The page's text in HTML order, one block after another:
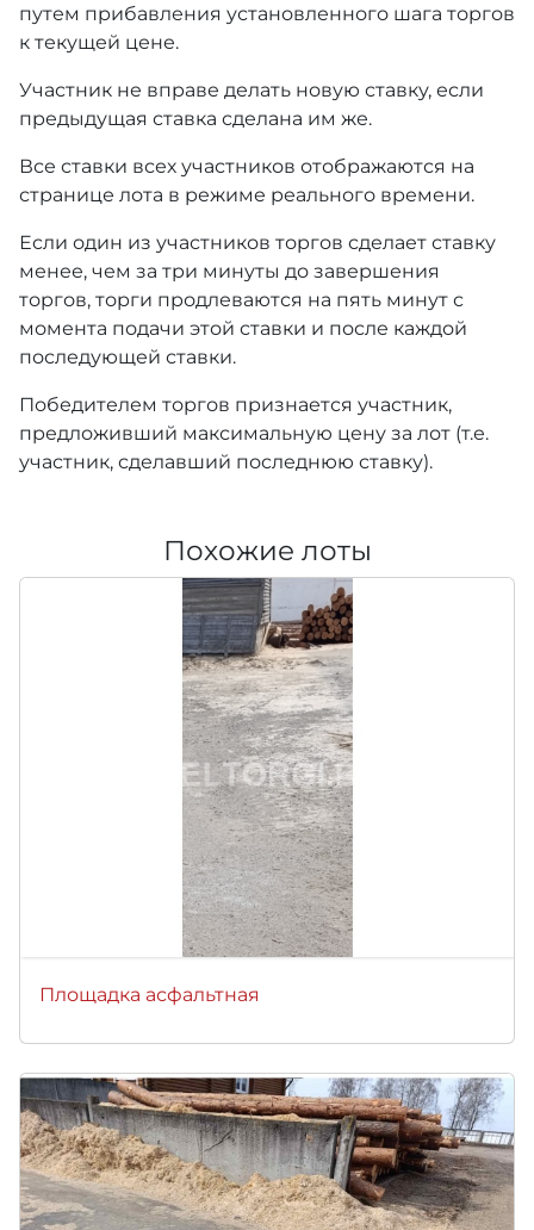
путем прибавления установленного шага торгов
к текущей цене.
Участник не вправе делать новую ставку, если
предыдущая ставка сделана им же.
Все ставки всех участников отображаются на
странице лота в режиме реального времени.
Если один из участников торгов сделает ставку
менее, чем за три минуты до завершения
торгов, торги продлеваются на пять минут с
момента подачи этой ставки и после каждой
последующей ставки.
Победителем торгов признается участник,
предложивший максимальную цену за лот (т.е.
участник, сделавший последнюю ставку).
Похожие лоты
Площадка асфальтная